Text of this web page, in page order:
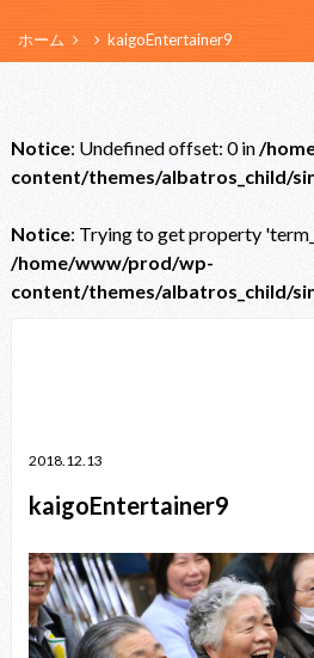
ホーム kaigoEntertainer9
Notice: Undefined offset: 0 in/
content/themes/albatros_child/
Notice: Trying to get property
/home/www/prod/wp-
content/themes/albatros_child/
2018.12.13
kaigoEntertainer9